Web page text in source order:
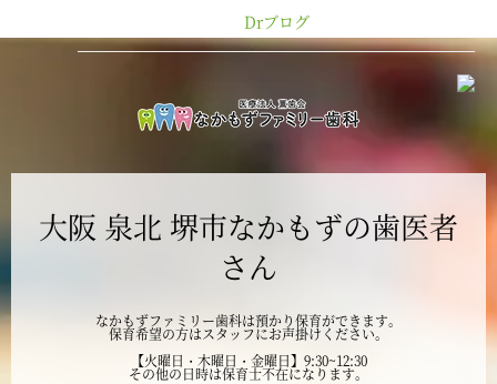
2024年12月
2024年11月
2024年9月
2024年8月
2024年7月
Drブログ
大阪 泉北 堺市なかもずの歯医者
さん
なかもずファミリー歯科は預かり保育ができます。
保育希望の方はスタッフにお声掛けください。
【火曜日・木曜日・金曜日】9:30~12:30
その他の日時は保育士不在になります。